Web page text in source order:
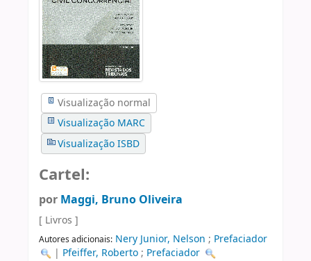
Visualização normal
Visualização MARC
Visualização ISBD
Cartel:
por Maggi, Bruno Oliveira
[ Livros ]
Autores adicionais: Nery Junior, Nelson ; Prefaciador
| Pfeiffer, Roberto; Prefaciador